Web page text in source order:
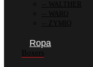
WALTHER
WARQ
ZYMIQ
Ropa
Boxers